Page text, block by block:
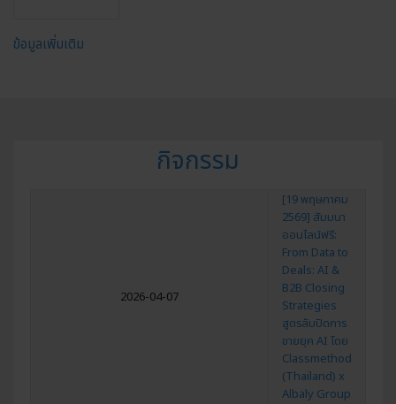
ข้อมูลเพิ่มเติม
กิจกรรม
2026-04-07
[19 พฤษภาคม
2569] สัมมนา
ออนไลน์ฟรี:
From Data to
Deals: AI &
B2B Closing
Strategies
สูตรลับปิดการ
ขายยุค AI โดย
Classmethod
(Thailand) x
Albaly Group